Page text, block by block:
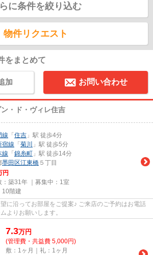
に条件を絞り込む
物件リクエスト
をまとめて
加 お問い合わせ
ン・ド・ヴィレ住吉
線 「 住吉 」駅 徒歩4分
宿線 「 菊川
」駅 徒歩5分
線 「 錦糸町 」駅 徒歩14分
墨田区江東橋 ５丁目
円
：築31年 ｜募集中： 1室
10階建
に沿ってお部屋をご提案♪ ご来店のご予約はお電話
よりお願いします。
7.3万円
(管理費・共益費 5,000円)
敷：1ヶ月｜礼：1ヶ月